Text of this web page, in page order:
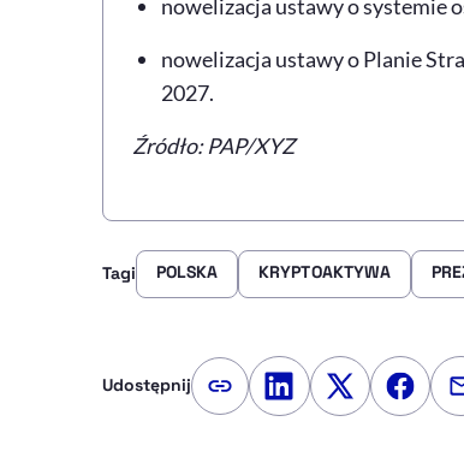
nowelizacja ustawy o systemie
nowelizacja ustawy o Planie
2027.
Źródło: PAP/XYZ
Tagi POLSKA KRYPTOAKTYWA
Udostępnij Kopiuj link artykułu
Udostępnij na
Udostępnij